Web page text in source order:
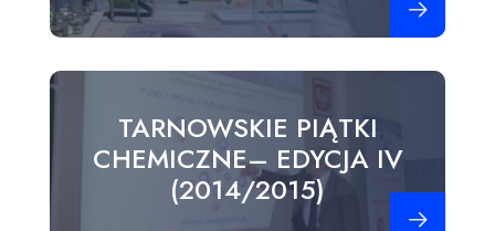
TARNOWSKIE PIĄTKI
CHEMICZNE– EDYCJA IV
(2014/2015)